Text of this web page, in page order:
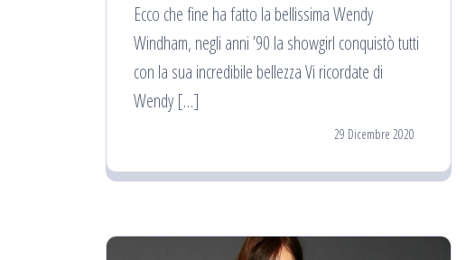
Ecco che fine ha fatto la bellissima Wendy
Windham, negli anni ’90 la showgirl conquistò tutti
con la sua incredibile bellezza Vi ricordate di
Wendy […]
29 Dicembre 2020